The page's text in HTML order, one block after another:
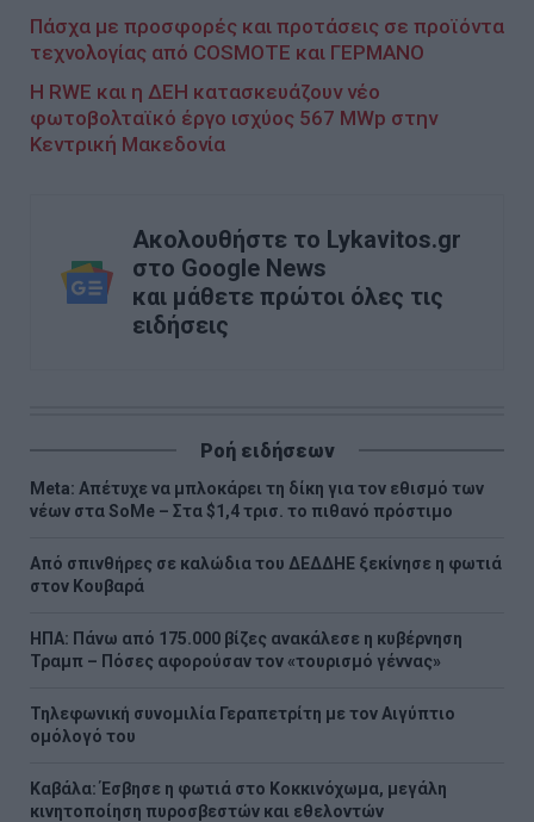
Πάσχα με προσφορές και προτάσεις σε προϊόντα
τεχνολογίας από COSMOTE και ΓΕΡΜΑΝΟ
Η RWE και η ΔΕΗ κατασκευάζουν νέο
φωτοβολταϊκό έργο ισχύος 567 MWp στην
Κεντρική Μακεδονία
Ακολουθήστε το Lykavitos.gr
στο Google News
και μάθετε πρώτοι όλες τις
ειδήσεις
Ροή ειδήσεων
Meta: Απέτυχε να μπλοκάρει τη δίκη για τον εθισμό των
νέων στα SoMe – Στα $1,4 τρισ. το πιθανό πρόστιμο
Από σπινθήρες σε καλώδια του ΔΕΔΔΗΕ ξεκίνησε η φωτιά
στον Κουβαρά
ΗΠΑ: Πάνω από 175.000 βίζες ανακάλεσε η κυβέρνηση
Τραμπ – Πόσες αφορούσαν τον «τουρισμό γέννας»
Τηλεφωνική συνομιλία Γεραπετρίτη με τον Αιγύπτιο
ομόλογό του
Καβάλα: Έσβησε η φωτιά στο Κοκκινόχωμα, μεγάλη
κινητοποίηση πυροσβεστών και εθελοντών